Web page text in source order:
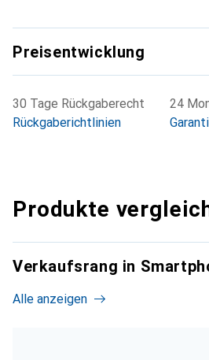
Preisentwicklung
30 Tage Rückgaberecht
Rückgaberichtlinien
24
Produkte
Verkaufsrang in
Alle anzeigen